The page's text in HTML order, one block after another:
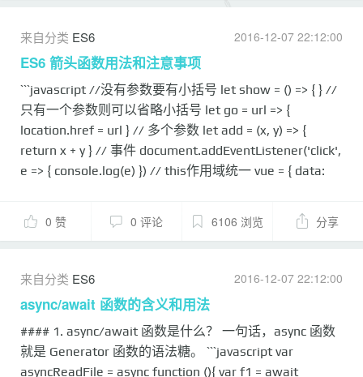
回-0;其他值，返回NaN。 #### Math.cbrt：计算一个数
的立方根。 #### Math.fround：返回一个数的单精度浮
方根 #### Array.from方法用于将两类对象转为真正的数
组：类似数组的对象（array-like object）和可遍历
（iterable）的对象 #### Array.of方法用于将一组值，转
换为数组。 #### Array.find方法，用于找出第一个符合...
来自分类 ES6 2016-12-07 22:12:00
ES6 箭头函数用法和注意事项
```javascript //没有参数要有小括号 let show = () => { } //
只有一个参数则可以省略小括号 let go = url => {
location.href = url } // 多个参数 let add = (x, y) => {
return x + y } // 事件 document.addEventListener('click',
e => { console.log(e) }) // this作用域统一 vue = { data:
console.log(this.data) // ['girl', 'boy'] } } } vue.init() // 不
能使用argument var func = () => {
0 赞 0 评论 6106 浏览 分享
来自分类 ES6 2016-12-07 22:12:00
async/await 函数的含义和用法
#### 1. async/await 函数是什么？ 一句话，async 函数
就是 Generator 函数的语法糖。 ```javascript var
asyncReadFile = async function (){ var f1 = await